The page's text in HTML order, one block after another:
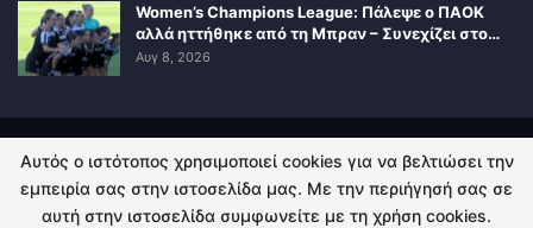
Women’s Champions League: Πάλεψε ο ΠΑΟΚ
αλλά ηττήθηκε από τη Μπραν – Συνεχίζει στο…
Αυγ 8, 2026
ΠΟΛΙΤΙΚΗ ΑΠΟΡΡΗΤΟΥ ΕΠΙΚΟΙΝΩΝΙΑ
Αυτός ο ιστότοπος χρησιμοποιεί cookies για να βελτιώσει την
εμπειρία σας στην ιστοσελίδα μας. Με την περιήγησή σας σε
αυτή στην ιστοσελίδα συμφωνείτε με τη χρήση cookies.